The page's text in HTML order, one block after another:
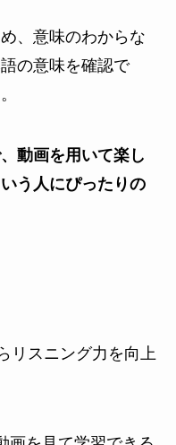
、意味のわからな
の意味を確認で
動画を用いて楽し
う人にぴったりの
リスニング力を向上